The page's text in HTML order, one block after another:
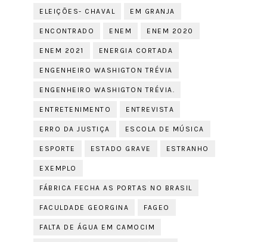
ELEIÇÕES- CHAVAL EM GRANJA
ENCONTRADO ENEM ENEM 2020
ENEM 2021 ENERGIA CORTADA
ENGENHEIRO WASHIGTON TRÉVIA
ENGENHEIRO WASHIGTON TRÉVIA.
ENTRETENIMENTO ENTREVISTA
ERRO DA JUSTIÇA ESCOLA DE MÚSICA
ESPORTE ESTADO GRAVE ESTRANHO
EXEMPLO
FÁBRICA FECHA AS PORTAS NO BRASIL
FACULDADE GEORGINA FAGEO
FALTA DE ÁGUA EM CAMOCIM